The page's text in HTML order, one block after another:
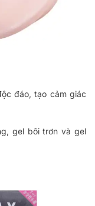
đáo, tạo cảm giác
gel bôi trơn và gel